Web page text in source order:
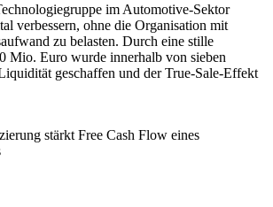
im Automotive-Sektor
verbessern, ohne die Organisation mit
zu belasten. Durch eine stille
Mio. Euro wurde innerhalb von sieben
geschaffen und der True-Sale-Effekt